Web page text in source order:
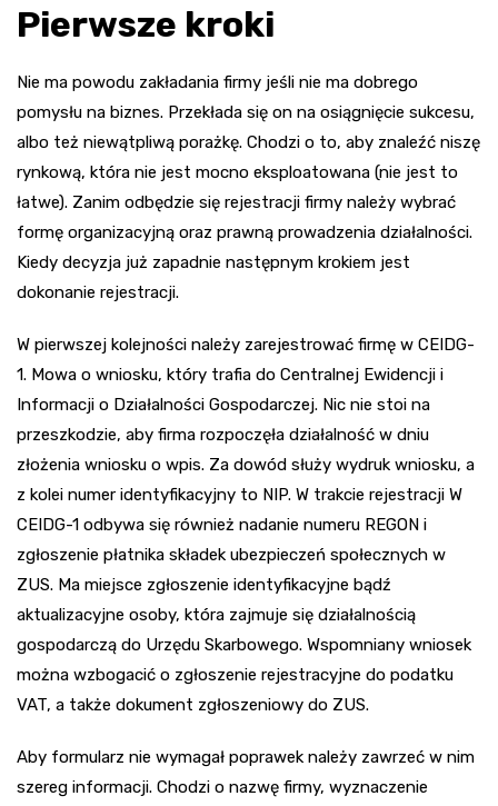
Pierwsze kroki
Nie ma powodu zakładania firmy jeśli nie ma dobrego
pomysłu na biznes. Przekłada się on na osiągnięcie sukcesu,
albo też niewątpliwą porażkę. Chodzi o to, aby znaleźć niszę
rynkową, która nie jest mocno eksploatowana (nie jest to
łatwe). Zanim odbędzie się rejestracji firmy należy wybrać
formę organizacyjną oraz prawną prowadzenia działalności.
Kiedy decyzja już zapadnie następnym krokiem jest
dokonanie rejestracji.
W pierwszej kolejności należy zarejestrować firmę w CEIDG-
1. Mowa o wniosku, który trafia do Centralnej Ewidencji i
Informacji o Działalności Gospodarczej. Nic nie stoi na
przeszkodzie, aby firma rozpoczęła działalność w dniu
złożenia wniosku o wpis. Za dowód służy wydruk wniosku, a
z kolei numer identyfikacyjny to NIP. W trakcie rejestracji W
CEIDG-1 odbywa się również nadanie numeru REGON i
zgłoszenie płatnika składek ubezpieczeń społecznych w
ZUS. Ma miejsce zgłoszenie identyfikacyjne bądź
aktualizacyjne osoby, która zajmuje się działalnością
gospodarczą do Urzędu Skarbowego. Wspomniany wniosek
można wzbogacić o zgłoszenie rejestracyjne do podatku
VAT, a także dokument zgłoszeniowy do ZUS.
Aby formularz nie wymagał poprawek należy zawrzeć w nim
szereg informacji. Chodzi o nazwę firmy, wyznaczenie